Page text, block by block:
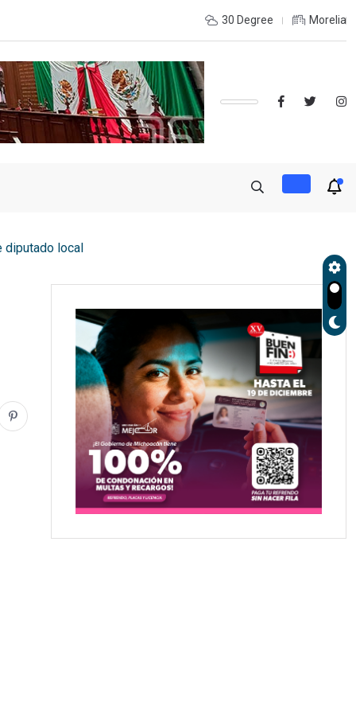
DEL ESTADO Y DESEAS ESTUDIAR UNA LICENCIATURA?,
30 Degree Morelia
diputado local